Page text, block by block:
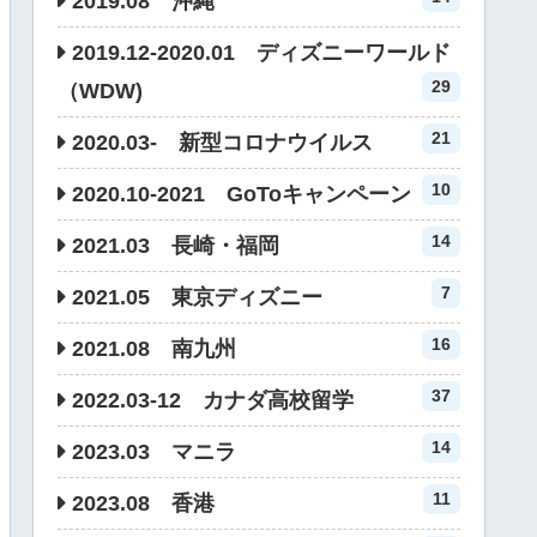
2019.12-2020.01 ディズニーワールド
（WDW)
29
2020.03- 新型コロナウイルス 21
2020.10-2021 GoToキャンペーン 10
2021.03 長崎・福岡 14
2021.05 東京ディズニー 7
2021.08 南九州 16
2022.03-12 カナダ高校留学 37
2023.03 マニラ 14
2023.08 香港 11